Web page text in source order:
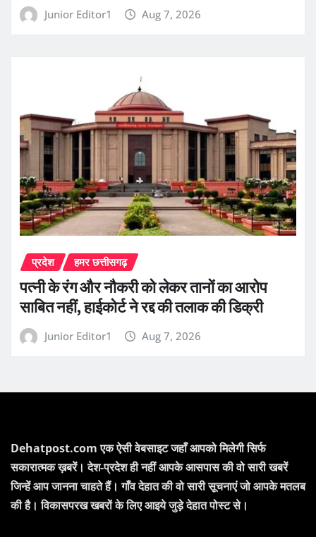
Junior Editor1 Aug 7, 2026
प्रदेश हमर छत्तीसगढ़
पत्नी के रंग और नौकरी को लेकर तानों का आरोप
साबित नहीं, हाईकोर्ट ने रद्द की तलाक की डिक्री
Junior Editor1 Aug 7, 2026
Dehatpost.com एक ऐसी वेबसाइट जहाँ आपको मिलेगी सिर्फ
सकारात्मक ख़बरें। देश-प्रदेश ही नहीं आपके आसपास की वो सारी खबरें
जिन्हें आप जानना चाहते हैं। गाँव देहात की वो सारी सूचनाएं जो आपके मतलब
की है। विकासपरख खबरों के लिए आइये जुड़े देहात पोस्ट से।